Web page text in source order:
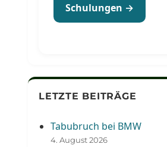
Schulungen →
LETZTE BEITRÄGE
Tabubruch bei BMW
4. August 2026